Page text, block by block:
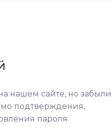
нашем сайте, но забыли
подтверждения,
пароля.